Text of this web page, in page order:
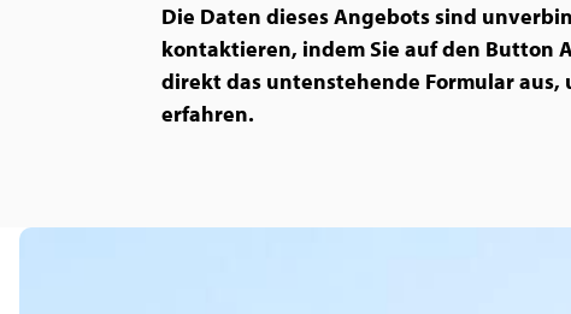
Die Daten dieses Angebots sind
kontaktieren, indem Sie auf den Button
direkt das untenstehende Formular
erfahren.